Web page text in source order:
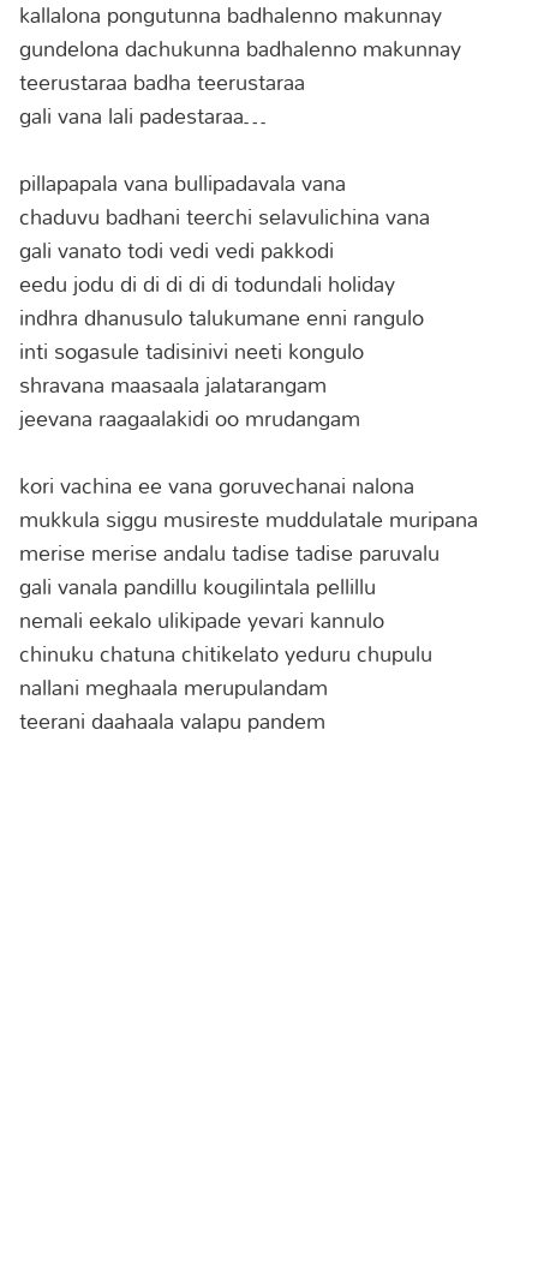
kallalona pongutunna badhalenno makunnay
gundelona dachukunna badhalenno makunnay
teerustaraa badha teerustaraa
gali vana lali padestaraa…
pillapapala vana bullipadavala vana
chaduvu badhani teerchi selavulichina vana
gali vanato todi vedi vedi pakkodi
eedu jodu di di di di di todundali holiday
indhra dhanusulo talukumane enni rangulo
inti sogasule tadisinivi neeti kongulo
shravana maasaala jalatarangam
jeevana raagaalakidi oo mrudangam
kori vachina ee vana goruvechanai nalona
mukkula siggu musireste muddulatale muripana
merise merise andalu tadise tadise paruvalu
gali vanala pandillu kougilintala pellillu
nemali eekalo ulikipade yevari kannulo
chinuku chatuna chitikelato yeduru chupulu
nallani meghaala merupulandam
teerani daahaala valapu pandem